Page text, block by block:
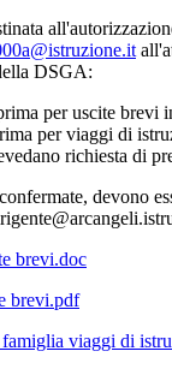
DSGA:
per uscite brevi
per viaggi di
richiesta di
devono
brevi.doc
brevi.pdf
viaggi di